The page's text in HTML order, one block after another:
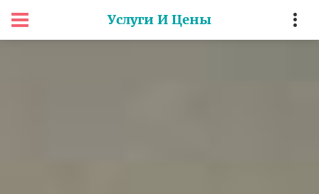
Услуги И Цены